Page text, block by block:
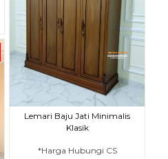
Lemari Baju Jati Minimalis
Klasik
*Harga Hubungi CS